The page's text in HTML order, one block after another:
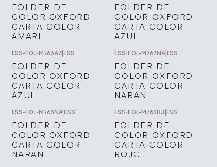
FOLDER DE
COLOR OXFORD
CARTA COLOR
AMARI
FOLDER DE
COLOR OXFORD
CARTA COLOR
AZUL
ESS-FOL-M763AZ|ESS
FOLDER DE
COLOR OXFORD
CARTA COLOR
AZUL
ESS-FOL-M762NA|ESS
FOLDER DE
COLOR OXFORD
CARTA COLOR
NARAN
ESS-FOL-M763NA ESS
FOLDER DE
COLOR OXFORD
CARTA COLOR
NARAN
ESS-FOL-M762RJ ESS
FOLDER DE
COLOR OXFORD
CARTA COLOR
ROJO